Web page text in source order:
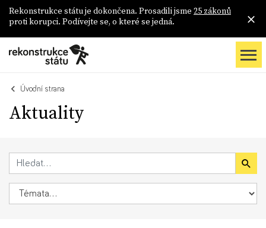
Rekonstrukce státu je dokončena. Prosadili jsme 25 zákonů
proti korupci. Podívejte se, o které se jedná.
Úvodní strana
Aktuality